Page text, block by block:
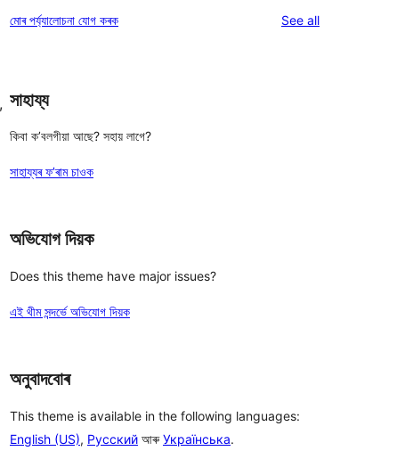
মোৰ পৰ্য্যালোচনা যোগ কৰক See allreviews
সাহায্য
কিবা ক’বলগীয়া আছে? সহায় লাগে?
সাহায্যৰ ফ’ৰাম চাওক
অভিযোগ দিয়ক
Does this theme have major issues?
এই থীম সন্দৰ্ভে অভিযোগ দিয়ক
অনুবাদবোৰ
This theme is available in the following languages:
English (US), Русский আৰুУкраїнська.